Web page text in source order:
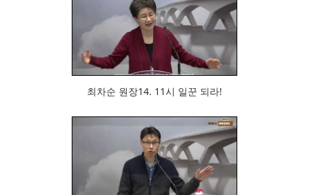
최차순 원장14. 11시 일꾼 되라!